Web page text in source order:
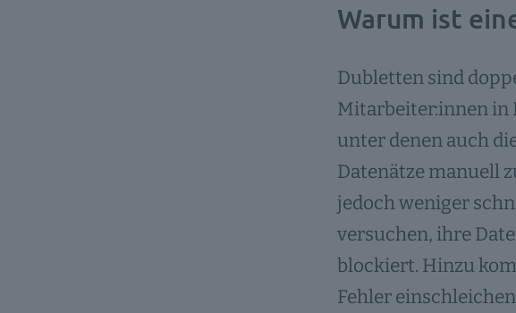
Warum ist
Dubletten sind
Mitarbeiter:innen in
unter denen auch
Datenätze manuell
jedoch weniger
versuchen, ihre
blockiert. Hinzu
Fehler